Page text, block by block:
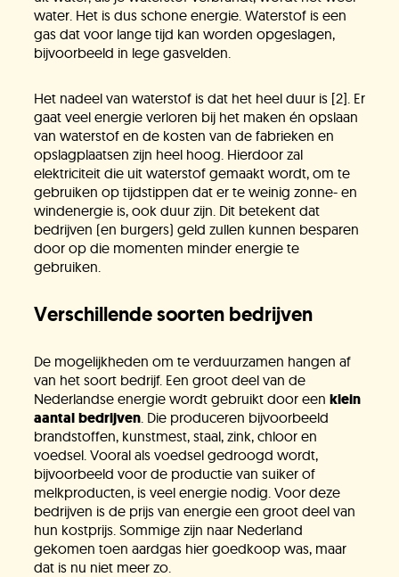
water. Het is dus schone energie. Waterstof is een
gas dat voor lange tijd kan worden opgeslagen,
bijvoorbeeld in lege gasvelden.
Het nadeel van waterstof is dat het heel duur is [2]. Er
gaat veel energie verloren bij het maken én opslaan
van waterstof en de kosten van de fabrieken en
opslagplaatsen zijn heel hoog. Hierdoor zal
elektriciteit die uit waterstof gemaakt wordt, om te
gebruiken op tijdstippen dat er te weinig zonne- en
windenergie is, ook duur zijn. Dit betekent dat
bedrijven (en burgers) geld zullen kunnen besparen
door op die momenten minder energie te
gebruiken.
Verschillende soorten bedrijven
De mogelijkheden om te verduurzamen hangen af
van het soort bedrijf. Een groot deel van de
Nederlandse energie wordt gebruikt door een klein
aantal bedrijven. Die produceren bijvoorbeeld
brandstoffen, kunstmest, staal, zink, chloor en
voedsel. Vooral als voedsel gedroogd wordt,
bijvoorbeeld voor de productie van suiker of
melkproducten, is veel energie nodig. Voor deze
bedrijven is de prijs van energie een groot deel van
hun kostprijs. Sommige zijn naar Nederland
gekomen toen aardgas hier goedkoop was, maar
dat is nu niet meer zo.
KlimaatLesSnacks
Onze organisatie